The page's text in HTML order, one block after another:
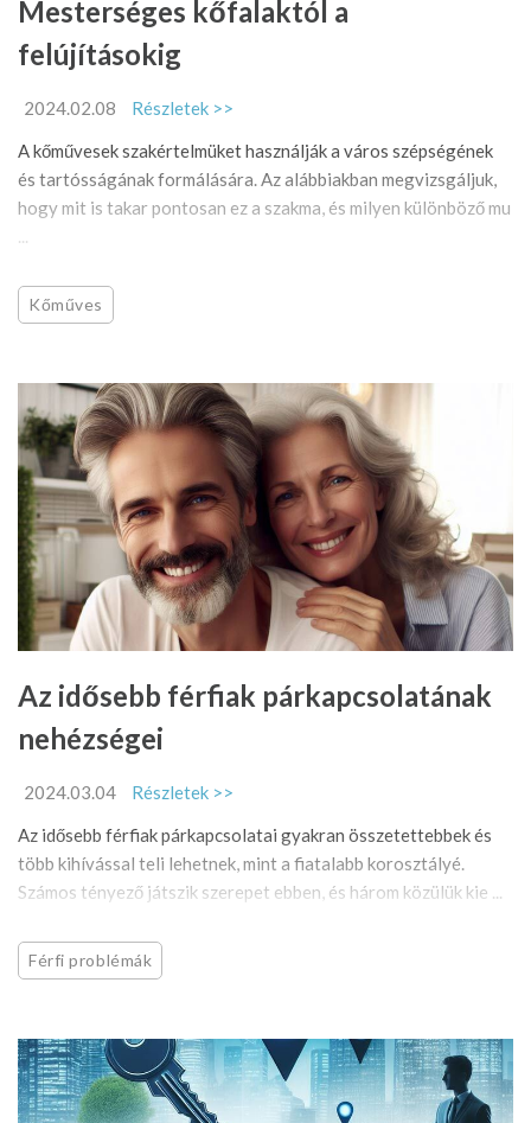
Mesterséges kőfalaktól a
felújításokig
2024.02.08
Részletek >>
A kőművesek szakértelmüket használják a város szépségének
és tartósságának formálására. Az alábbiakban megvizsgáljuk,
hogy mit is takar pontosan ez a szakma, és milyen különböző mu
...
Kőműves
Az idősebb férfiak párkapcsolatának
nehézségei
2024.03.04
Részletek >>
Az idősebb férfiak párkapcsolatai gyakran összetettebbek és
több kihívással teli lehetnek, mint a fiatalabb korosztályé.
Számos tényező játszik szerepet ebben, és három közülük kie ...
Férfi problémák